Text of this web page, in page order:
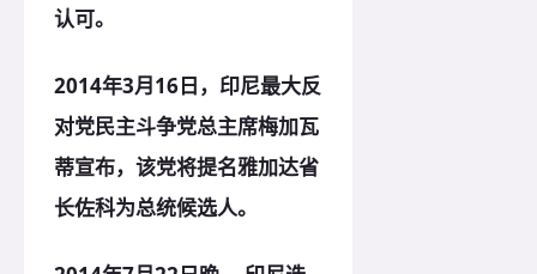
认可。
2014年3月16日，印尼最大反
对党民主斗争党总主席梅加瓦
蒂宣布，该党将提名雅加达省
长佐科为总统候选人。